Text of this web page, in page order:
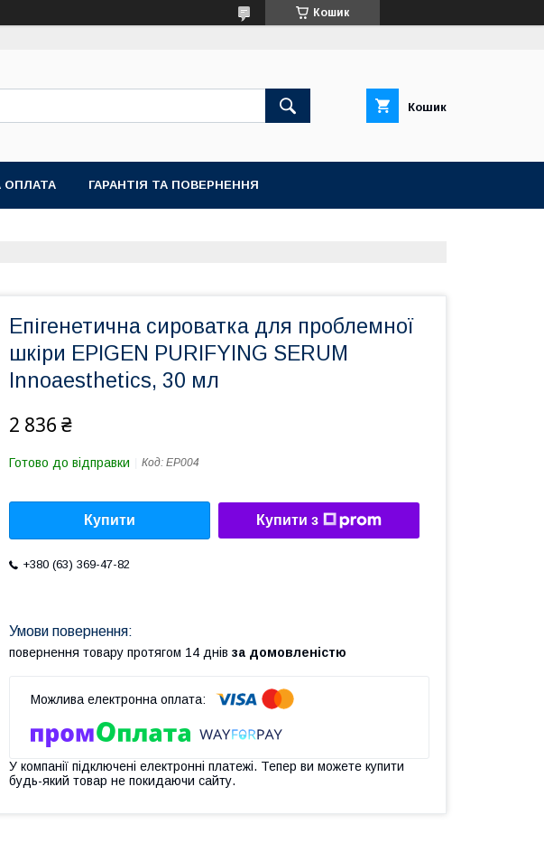
Кошик
Кошик
ОПЛАТА ГАРАНТІЯ ТА ПОВЕРНЕННЯ
Епігенетична сироватка для проблемної
шкіри EPIGEN PURIFYING SERUM
Innoaesthetics, 30 мл
2 836 ₴
Готово до відправки Код: EP004
Купити Купити з
+380 (63) 369-47-82
повернення товару протягом 14 днів за домовленістю
У компанії підключені електронні платежі. Тепер ви можете купити
будь-який товар не покидаючи сайту.